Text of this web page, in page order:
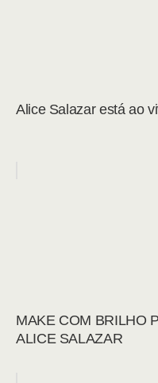
Alice Salazar está ao
MAKE COM BRILHO
ALICE SALAZAR